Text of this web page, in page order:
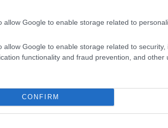
allow Google to enable storage related to
allow Google to enable storage related to security,
functionality and fraud prevention, and other
CONFIRM
772,1 εκατ. ευρώ σε 1.512.142
του ΟΤΕ, των οποίων ο ΑΜΚΑ λήγει σε
773,5 εκατ. ευρώ σε 1.514.618
και του ΟΤΕ, των οποίων ο ΑΜΚΑ λήγει